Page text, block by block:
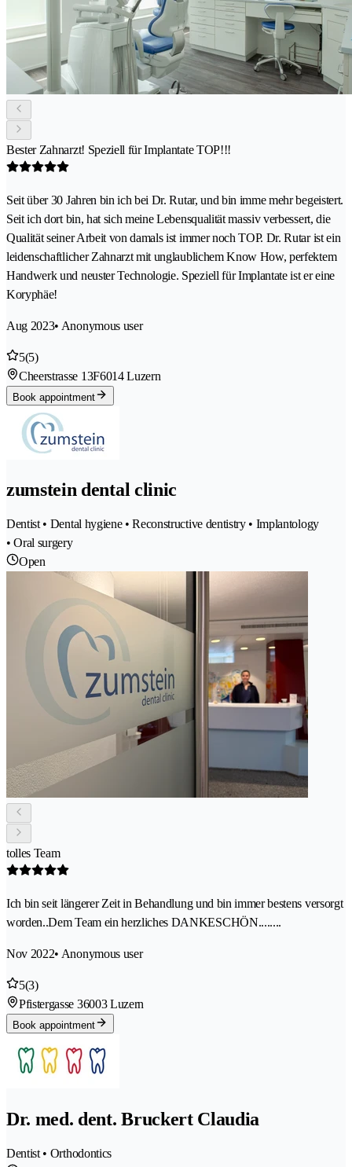
Bester Zahnarzt! Speziell für Implantate TOP!!!
Seit über 30 Jahren bin ich bei Dr. Rutar, und bin imme mehr begeistert.
Seit ich dort bin, hat sich meine Lebensqualität massiv verbessert, die
Qualität seiner Arbeit von damals ist immer noch TOP. Dr. Rutar ist ein
leidenschaftlicher Zahnarzt mit unglaublichem Know How, perfektem
Handwerk und neuster Technologie. Speziell für Implantate ist er eine
Koryphäe!
Aug 2023• Anonymous user
5(5)
Cheerstrasse 13F6014 Luzern
Book appointment
zumstein dental clinic
Dentist • Dental hygiene • Reconstructive dentistry • Implantology
• Oral surgery
Open
tolles Team
Ich bin seit längerer Zeit in Behandlung und bin immer bestens versorgt
worden..Dem Team ein herzliches DANKESCHÖN........
Nov 2022• Anonymous user
5(3)
Pfistergasse 36003 Luzern
Book appointment
Dr. med. dent. Bruckert Claudia
Dentist • Orthodontics